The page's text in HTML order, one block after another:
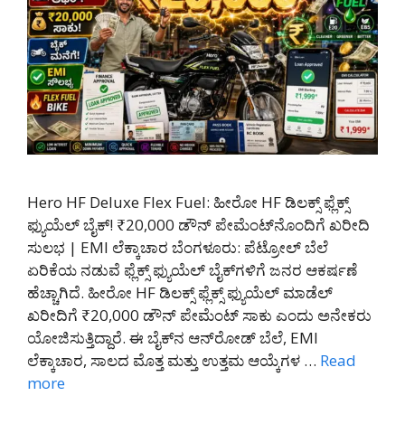
Hero HF Deluxe Flex Fuel: ಹೀರೋ HF ಡಿಲಕ್ಸ್ ಫ್ಲೆಕ್ಸ್
ಫ್ಯುಯೆಲ್ ಬೈಕ್! ₹20,000 ಡೌನ್ ಪೇಮೆಂಟ್‌ನೊಂದಿಗೆ ಖರೀದಿ
ಸುಲಭ | EMI ಲೆಕ್ಕಾಚಾರ ಬೆಂಗಳೂರು: ಪೆಟ್ರೋಲ್ ಬೆಲೆ
ಏರಿಕೆಯ ನಡುವೆ ಫ್ಲೆಕ್ಸ್ ಫ್ಯುಯೆಲ್ ಬೈಕ್‌ಗಳಿಗೆ ಜನರ ಆಕರ್ಷಣೆ
ಹೆಚ್ಚಾಗಿದೆ. ಹೀರೋ HF ಡಿಲಕ್ಸ್ ಫ್ಲೆಕ್ಸ್ ಫ್ಯುಯೆಲ್ ಮಾಡೆಲ್
ಖರೀದಿಗೆ ₹20,000 ಡೌನ್ ಪೇಮೆಂಟ್ ಸಾಕು ಎಂದು ಅನೇಕರು
ಯೋಜಿಸುತ್ತಿದ್ದಾರೆ. ಈ ಬೈಕ್‌ನ ಆನ್‌ರೋಡ್ ಬೆಲೆ, EMI
ಲೆಕ್ಕಾಚಾರ, ಸಾಲದ ಮೊತ್ತ ಮತ್ತು ಉತ್ತಮ ಆಯ್ಕೆಗಳ … Read
more